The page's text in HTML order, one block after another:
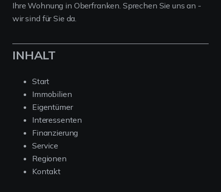
Ihre Wohnung in Oberfranken. Sprechen Sie uns an -
wir sind für Sie da.
INHALT
Start
Immobilien
Eigentümer
Interessenten
Finanzierung
Service
Regionen
Kontakt